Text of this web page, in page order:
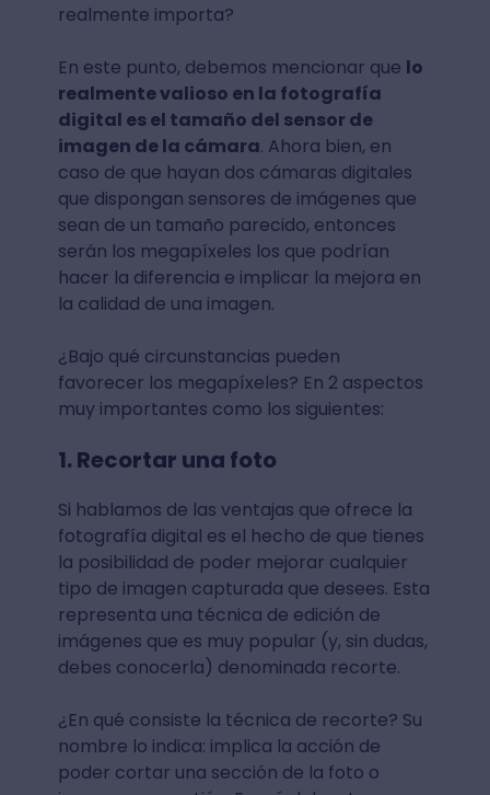
realmente importa?
En este punto, debemos mencionar que lo
realmente valioso en la fotografía
digital es el tamaño del sensor de
imagen de la cámara. Ahora bien, en
caso de que hayan dos cámaras digitales
que dispongan sensores de imágenes que
sean de un tamaño parecido, entonces
serán los megapíxeles los que podrían
hacer la diferencia e implicar la mejora en
la calidad de una imagen.
¿Bajo qué circunstancias pueden
favorecer los megapíxeles? En 2 aspectos
muy importantes como los siguientes:
1. Recortar una foto
Si hablamos de las ventajas que ofrece la
fotografía digital es el hecho de que tienes
la posibilidad de poder mejorar cualquier
tipo de imagen capturada que desees. Esta
representa una técnica de edición de
imágenes que es muy popular (y, sin dudas,
debes conocerla) denominada recorte.
¿En qué consiste la técnica de recorte? Su
nombre lo indica: implica la acción de
poder cortar una sección de la foto o